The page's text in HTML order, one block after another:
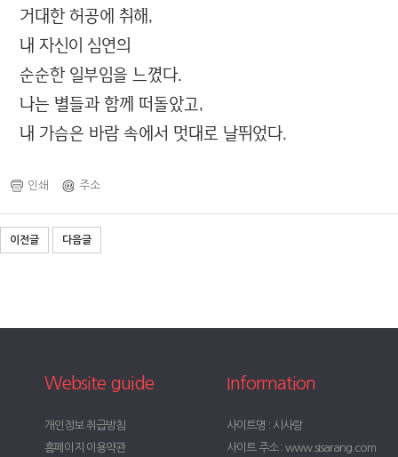
거대한 허공에 취해,
내 자신이 심연의
순순한 일부임을 느꼈다.
나는 별들과 함께 떠돌았고,
내 가슴은 바람 속에서 멋대로 날뛰었다.
인쇄 주소
이전글 다음글
Website guide
개인정보 취급방침
홈페이지 이용약관
Information
사이트명 : 시사랑
사이트 주소 : www.sisarang.com